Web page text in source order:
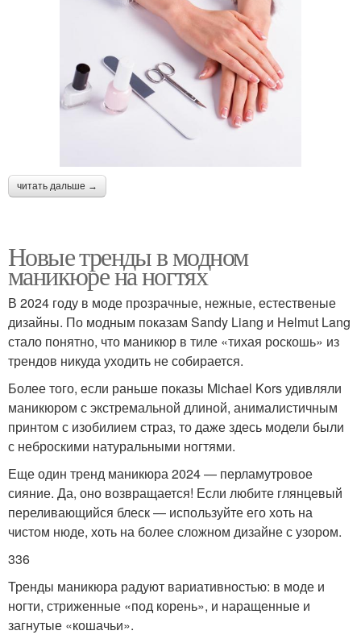
читать дальше →
Новые тренды в модном
маникюре на ногтях
В 2024 году в моде прозрачные, нежные, естественые
дизайны. По модным показам Sandy Liang и Helmut Lang
стало понятно, что маникюр в тиле «тихая роскошь» из
трендов никуда уходить не собирается.
Более того, если раньше показы Michael Kors удивляли
маникюром с экстремальной длиной, анималистичным
принтом с изобилием страз, то даже здесь модели были
с неброскими натуральными ногтями.
Еще один тренд маникюра 2024 — перламутровое
сияние. Да, оно возвращается! Если любите глянцевый
переливающийся блеск — используйте его хоть на
чистом нюде, хоть на более сложном дизайне с узором.
336
Тренды маникюра радуют вариативностью: в моде и
ногти, стриженные «под корень», и наращенные и
загнутые «кошачьи».